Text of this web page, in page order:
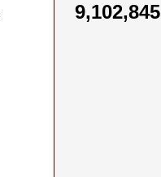
9,102,845